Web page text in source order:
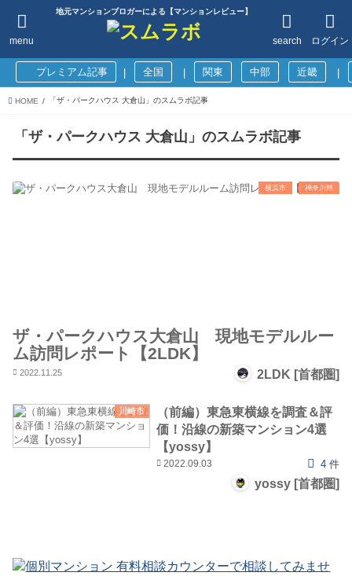
地元マンションブロガーによる【マンションレビュー】
ログイン
search
menu
プレミアム記事 全国 関東 中部 近畿
HOME 「ザ・パークハウス 大倉山」のスムラボ記事
「ザ・パークハウス 大倉山」のスムラボ記事
横浜市 神奈川県
ザ・パークハウス大倉山 現地モデルルー
ム訪問レポート【2LDK】
2022.11.25 2LDK [首都圏]
川崎市
（前編）東急東横線を調査＆評
価！沿線の新築マンション4選
【yossy】
2022.09.03 4 件
yossy [首都圏]